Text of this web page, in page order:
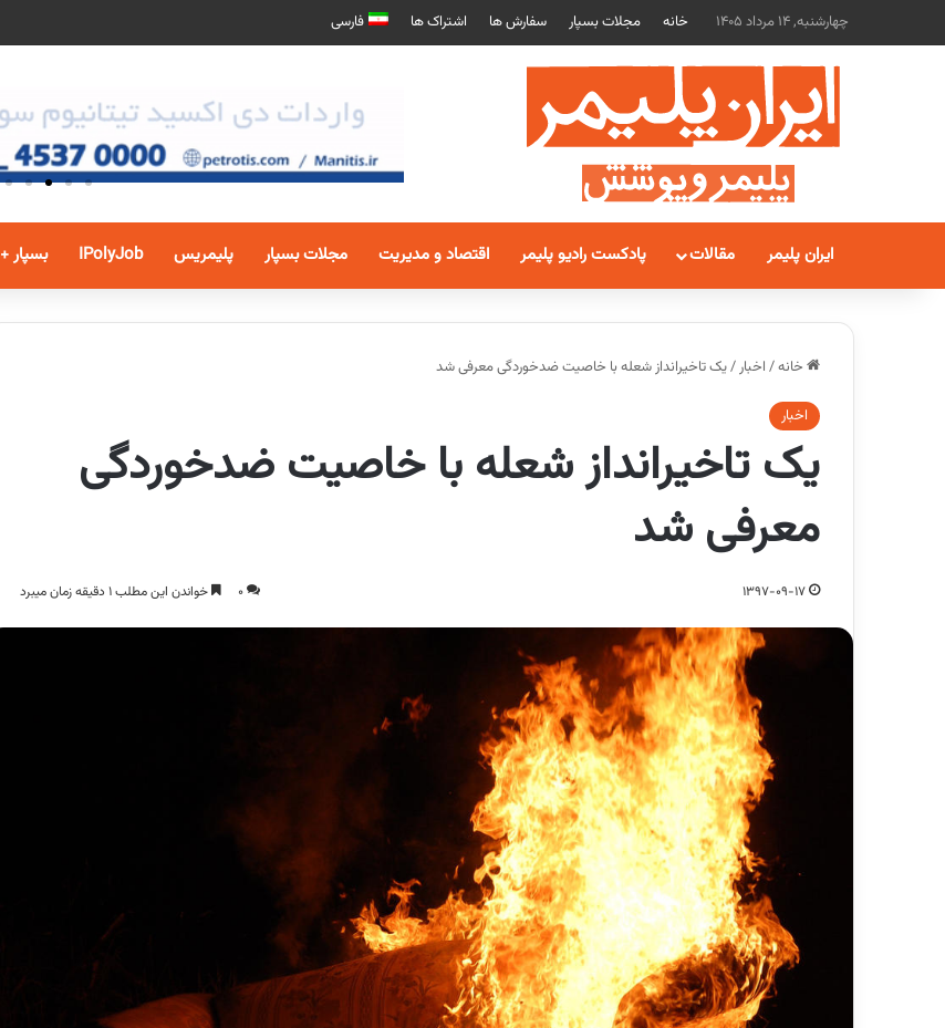
چهارشنبه, 14 مرداد 1405 خانه مجلات بسپار سفارش ها اشتراک ها فارسی
ایران پلیمر مقالات پادکست رادیو پلیمر اقتصاد و مدیریت مجلات بسپار پلیمریس IPolyJob بسپار +
خانه/ اخبار/یک تاخیرانداز شعله با خاصیت ضدخوردگی معرفی شد
اخبار
یک تاخیرانداز شعله با خاصیت ضدخوردگی
معرفی شد
1397-09-17
0 خواندن این مطلب 1 دقیقه زمان میبرد